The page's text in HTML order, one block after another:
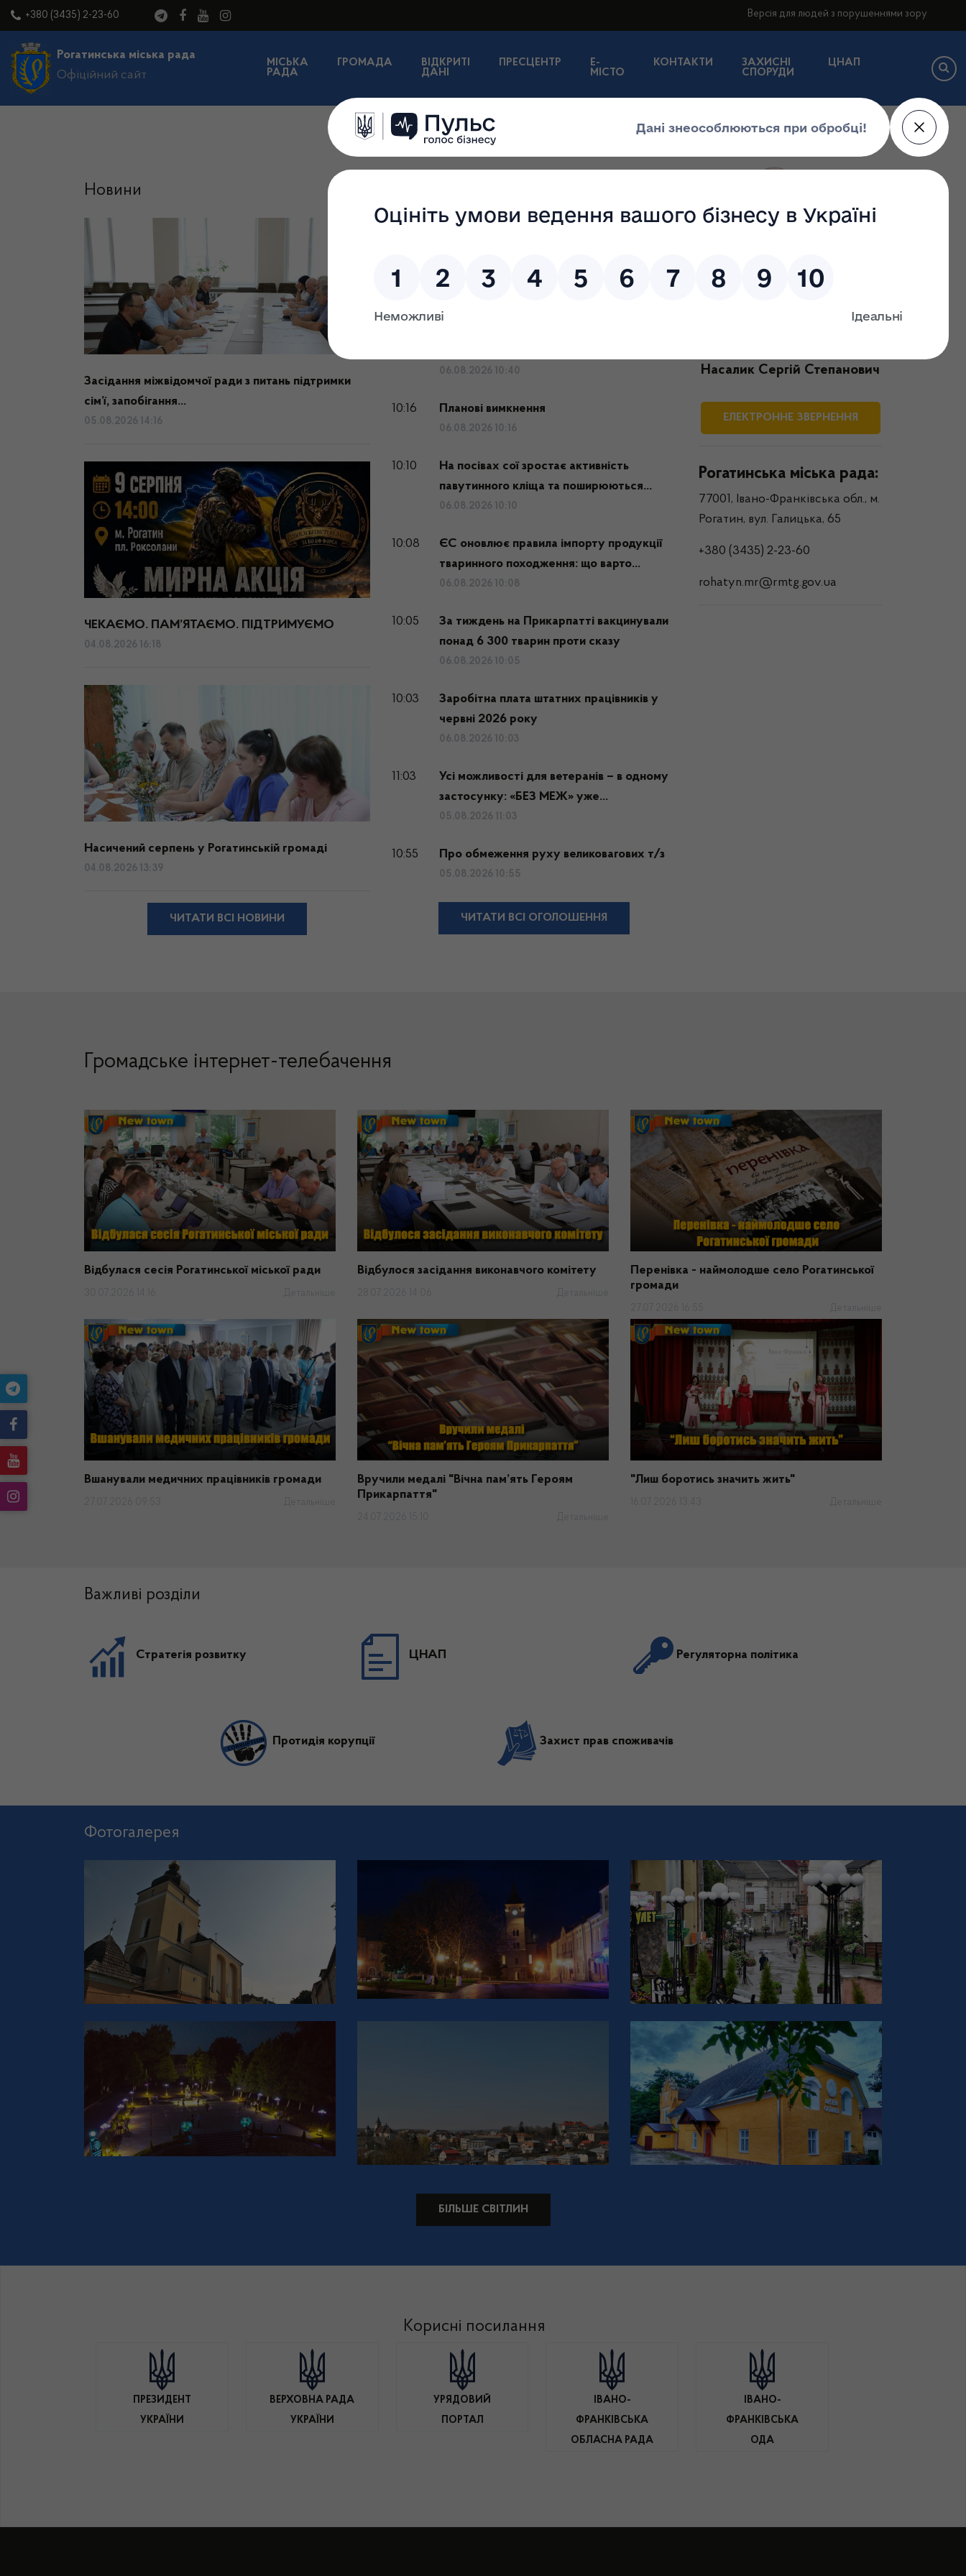
+380 (3435) 2-23-60 Версія для людей з порушеннями зору
Рогатинська міська рада
Офіційний сайт
МІСЬКА
РАДА
ГРОМАДА
ВІДКРИТІ
ДАНІ
ПРЕСЦЕНТР
E-
МІСТО
КОНТАКТИ
ЗАХИСНІ
СПОРУДИ
ЦНАП
Новини
Засідання міжвідомчої ради з питань підтримки
сім’ї, запобігання...
05.08.2026 14:16
ЧЕКАЄМО. ПАМ’ЯТАЄМО. ПІДТРИМУЄМО
04.08.2026 16:18
Насичений серпень у Рогатинській громаді
04.08.2026 13:39
ЧИТАТИ ВСІ НОВИНИ
10:50
Як отримати компенсацію за товари,
06.08.2026 10:41
06.08.2026 10:40
10:16 Планові вимкнення
06.08.2026 10:16
10:10
На посівах сої зростає активність
павутинного кліща та поширюються...
06.08.2026 10:10
10:08
ЄС оновлює правила імпорту продукції
тваринного походження: що варто...
06.08.2026 10:08
10:05
За тиждень на Прикарпатті вакцинували
понад 6 300 тварин проти сказу
06.08.2026 10:05
10:03
Заробітна плата штатних працівників у
червні 2026 року
06.08.2026 10:03
11:03
Усі можливості для ветеранів – в одному
застосунку: «БЕЗ МЕЖ» уже...
05.08.2026 11:03
10:55 Про обмеження руху великовагових т/з
05.08.2026 10:55
ЧИТАТИ ВСІ ОГОЛОШЕННЯ
Насалик Сергій Степанович
ЕЛЕКТРОННЕ ЗВЕРНЕННЯ
Рогатинська міська рада:
77001, Івано-Франківська обл., м.
Рогатин, вул. Галицька, 65
+380 (3435) 2-23-60
rohatyn.mr@rmtg.gov.ua
Громадське інтернет-телебачення
Відбулася сесія Рогатинської міської ради Відбулося засідання виконавчого комітету
Перенівка - наймолодше село Рогатинської
громади
Вшанували медичних працівників громади
Вручили медалі "Вічна пам’ять Героям
Прикарпаття"
"Лиш боротись значить жить"
Важливі розділи
Стратегія розвитку ЦНАП Регуляторна політика
Протидія корупції Захист прав споживачів
Фотогалерея
БІЛЬШЕ СВІТЛИН
Корисні посилання
ПРЕЗИДЕНТ
УКРАЇНИ
ВЕРХОВНА РАДА
УКРАЇНИ
УРЯДОВИЙ
ПОРТАЛ
ІВАНО-
ФРАНКІВСЬКА
ОБЛАСНА РАДА
ІВАНО-
ФРАНКІВСЬКА
ОДА